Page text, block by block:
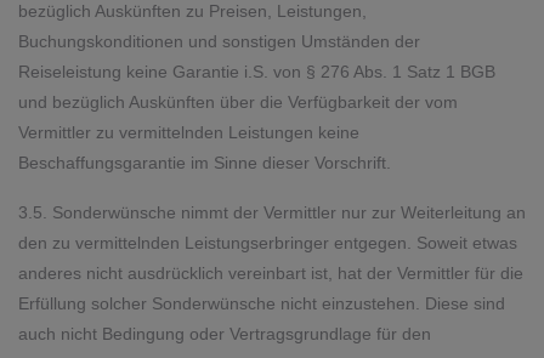
bezüglich Auskünften zu Preisen, Leistungen,
Buchungskonditionen und sonstigen Umständen der
Reiseleistung keine Garantie i.S. von § 276 Abs. 1 Satz 1 BGB
und bezüglich Auskünften über die Verfügbarkeit der vom
Vermittler zu vermittelnden Leistungen keine
Beschaffungsgarantie im Sinne dieser Vorschrift.
3.5. Sonderwünsche nimmt der Vermittler nur zur Weiterleitung an
den zu vermittelnden Leistungserbringer entgegen. Soweit etwas
anderes nicht ausdrücklich vereinbart ist, hat der Vermittler für die
Erfüllung solcher Sonderwünsche nicht einzustehen. Diese sind
auch nicht Bedingung oder Vertragsgrundlage für den